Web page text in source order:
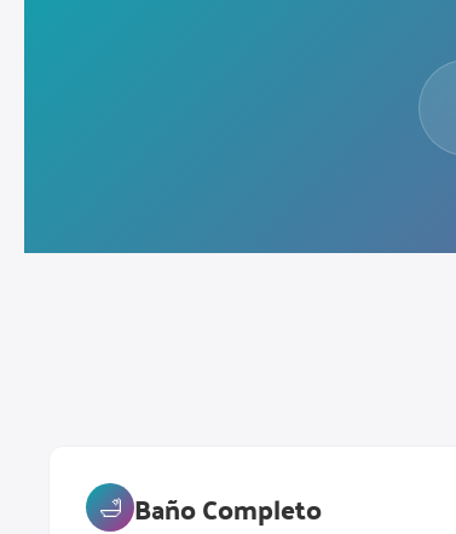
🛁 Baño Completo